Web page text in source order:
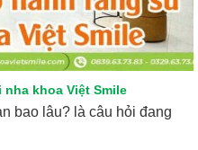
khoa Việt Smile
bao lâu? là câu hỏi đang